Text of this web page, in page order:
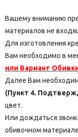
Вашему вниманию
материалов не
Для изготовления
Вам необходимо в
или Вариант
Далее Вам
(Пункт 4.
цвет.
Или дождаться
обивочном